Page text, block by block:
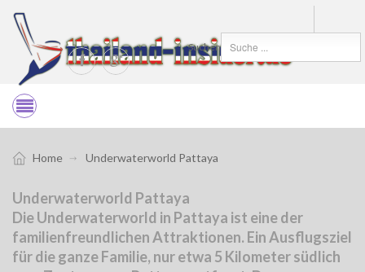
Suchen
Home Underwaterworld Pattaya
Underwaterworld Pattaya
Die Underwaterworld in Pattaya ist eine der
familienfreundlichen Attraktionen. Ein Ausflugsziel
für die ganze Familie, nur etwa 5 Kilometer südlich